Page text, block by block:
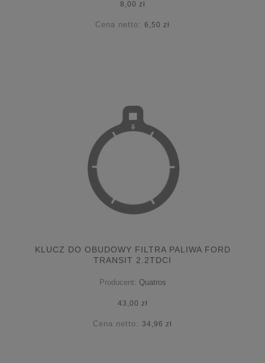
8,00 zł
Cena netto: 6,50 zł
KLUCZ DO OBUDOWY FILTRA PALIWA FORD
TRANSIT 2.2TDCI
Producent: Quatros
43,00 zł
Cena netto: 34,96 zł